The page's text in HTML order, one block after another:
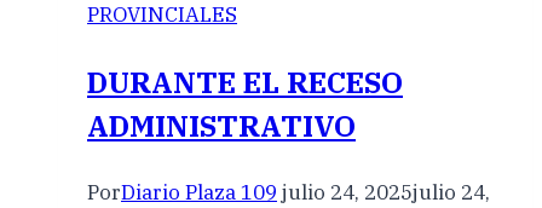
PROVINCIALES
DURANTE EL RECESO
ADMINISTRATIVO
PorDiario Plaza 109 julio 24, 2025julio 24,